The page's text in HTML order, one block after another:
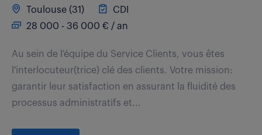
Toulouse (31)
CDI
28 000 - 36 000 € / an
Au sein de l'équipe du Service Clients, vous êtes
l'interlocuteur(trice) clé des clients. Votre mission:
garantir leur satisfaction en assurant la fluidité des
processus administratifs et...